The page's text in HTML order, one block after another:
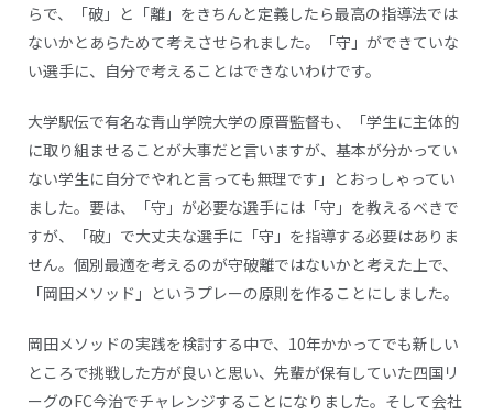
らで、「破」と「離」をきちんと定義したら最高の指導法では
ないかとあらためて考えさせられました。「守」ができていな
い選手に、自分で考えることはできないわけです。
大学駅伝で有名な青山学院大学の原晋監督も、「学生に主体的
に取り組ませることが大事だと言いますが、基本が分かってい
ない学生に自分でやれと言っても無理です」とおっしゃってい
ました。要は、「守」が必要な選手には「守」を教えるべきで
すが、「破」で大丈夫な選手に「守」を指導する必要はありま
せん。個別最適を考えるのが守破離ではないかと考えた上で、
「岡田メソッド」というプレーの原則を作ることにしました。
岡田メソッドの実践を検討する中で、10年かかってでも新しい
ところで挑戦した方が良いと思い、先輩が保有していた四国リ
ーグのFC今治でチャレンジすることになりました。そして会社